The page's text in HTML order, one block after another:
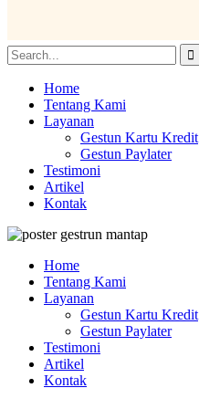
Home
Tentang Kami
Layanan
Gestun Kartu Kredit
Gestun Paylater
Testimoni
Artikel
Kontak
Home
Tentang Kami
Layanan
Gestun Kartu Kredit
Gestun Paylater
Testimoni
Artikel
Kontak